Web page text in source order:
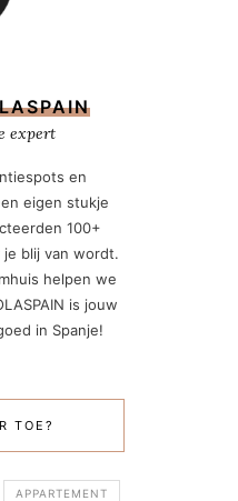
expert
en
eigen stukje
100+
je blij van wordt.
helpen we
is jouw
in Spanje!
TOE?
APPARTEMENT